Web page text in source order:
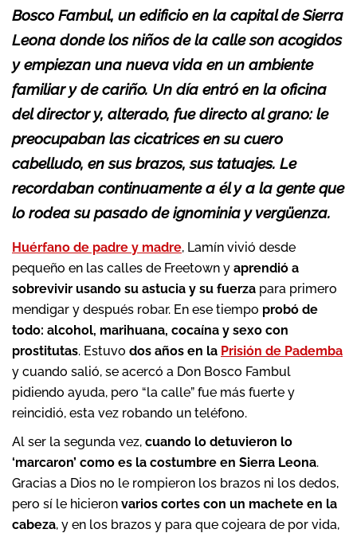
Bosco Fambul, un edificio en la capital de Sierra
Leona donde los niños de la calle son acogidos
y empiezan una nueva vida en un ambiente
familiar y de cariño. Un día entró en la oficina
del director y, alterado, fue directo al grano: le
preocupaban las cicatrices en su cuero
cabelludo, en sus brazos, sus tatuajes. Le
recordaban continuamente a él y a la gente que
lo rodea su pasado de ignominia y vergüenza.
Huérfano de padre y madre, Lamín vivió desde
pequeño en las calles de Freetown y aprendió a
sobrevivir usando su astucia y su fuerza para primero
mendigar y después robar. En ese tiempo probó de
todo: alcohol, marihuana, cocaína y sexo con
prostitutas. Estuvo dos años en la Prisión de Pademba
y cuando salió, se acercó a Don Bosco Fambul
pidiendo ayuda, pero “la calle” fue más fuerte y
reincidió, esta vez robando un teléfono.
Al ser la segunda vez, cuando lo detuvieron lo
‘marcaron’ como es la costumbre en Sierra Leona.
Gracias a Dios no le rompieron los brazos ni los dedos,
pero sí le hicieron varios cortes con un machete en la
cabeza, y en los brazos y para que cojeara de por vida,